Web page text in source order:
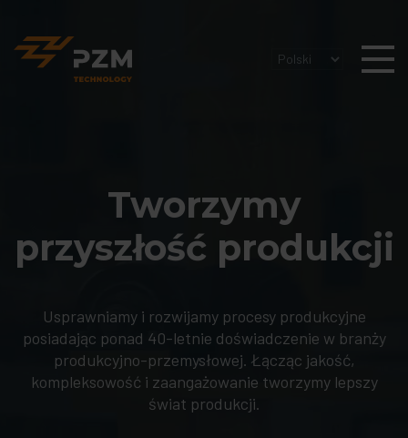
Tworzymy
przyszłość produkcji
Usprawniamy i rozwijamy procesy produkcyjne
posiadając ponad 40-letnie doświadczenie w branży
produkcyjno-przemysłowej. Łącząc jakość,
kompleksowość i zaangażowanie tworzymy lepszy
świat produkcji.